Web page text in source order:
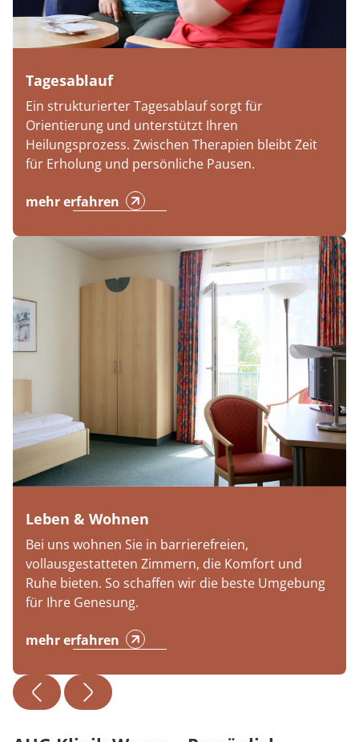
Tagesablauf
Ein strukturierter Tagesablauf sorgt für
Orientierung und unterstützt Ihren
Heilungsprozess. Zwischen Therapien bleibt Zeit
für Erholung und persönliche Pausen.
mehr erfahren
Leben & Wohnen
Bei uns wohnen Sie in barrierefreien,
vollausgestatteten Zimmern, die Komfort und
Ruhe bieten. So schaffen wir die beste Umgebung
für Ihre Genesung.
mehr erfahren